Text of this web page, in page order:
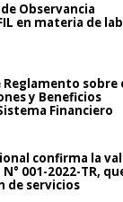
Observancia
en materia de
sobre
y Beneficios
Financiero
confirma la
001-2022-TR,
de servicios